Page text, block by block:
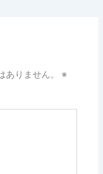
りません。
※